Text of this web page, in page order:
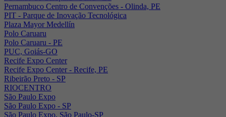
Pernambuco Centro de Convenções - Olinda, PE
PIT - Parque de Inovação Tecnológica
Plaza Mayor Medellín
Polo Caruaru
Polo Caruaru - PE
PUC, Goiás-GO
Recife Expo Center
Recife Expo Center - Recife, PE
Ribeirão Preto - SP
RIOCENTRO
São Paulo Expo
São Paulo Expo - SP
São Paulo Expo, São Paulo-SP